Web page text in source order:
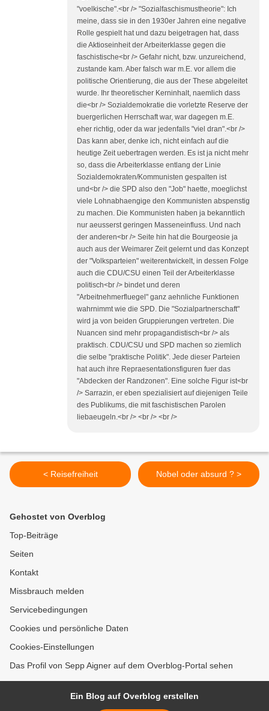
"voelkische".<br /> "Sozialfaschismustheorie": Ich
meine, dass sie in den 1930er Jahren eine negative
Rolle gespielt hat und dazu beigetragen hat, dass
die Aktioseinheit der Arbeiterklasse gegen die
faschistische<br /> Gefahr nicht, bzw. unzureichend,
zustande kam. Aber falsch war m.E. vor allem die
politische Orientierung, die aus der These abgeleitet
wurde. Ihr theoretischer Kerninhalt, naemlich dass
die<br /> Sozialdemokratie die vorletzte Reserve der
buergerlichen Herrschaft war, war dagegen m.E.
eher richtig, oder da war jedenfalls "viel dran".<br />
Das kann aber, denke ich, nicht einfach auf die
heutige Zeit uebertragen werden. Es ist ja nicht mehr
so, dass die Arbeiterklasse entlang der Linie
Sozialdemokraten/Kommunisten gespalten ist
und<br /> die SPD also den "Job" haette, moeglichst
viele Lohnabhaengige den Kommunisten abspenstig
zu machen. Die Kommunisten haben ja bekanntlich
nur aeusserst geringen Masseneinfluss. Und nach
der anderen<br /> Seite hin hat die Bourgeosie ja
auch aus der Weimarer Zeit gelernt und das Konzept
der "Volksparteien" weiterentwickelt, in dessen Folge
auch die CDU/CSU einen Teil der Arbeiterklasse
politisch<br /> bindet und deren
"Arbeitnehmerfluegel" ganz aehnliche Funktionen
wahrnimmt wie die SPD. Die "Sozialpartnerschaft"
wird ja von beiden Gruppierungen vertreten. Die
Nuancen sind mehr propagandistisch<br /> als
praktisch. CDU/CSU und SPD machen so ziemlich
die selbe "praktische Politik". Jede dieser Parteien
hat auch ihre Repraesentationsfiguren fuer das
"Abdecken der Randzonen". Eine solche Figur ist<br
/> Sarrazin, er eben spezialisiert auf diejenigen Teile
des Publikums, die mit faschistischen Parolen
liebaeugeln.<br /> <br /> <br />
< Reisefreiheit Nobel oder absurd ? >
Gehostet von Overblog
Top-Beiträge
Seiten
Kontakt
Missbrauch melden
Servicebedingungen
Cookies und persönliche Daten
Cookies-Einstellungen
Das Profil von Sepp Aigner auf dem Overblog-Portal sehen
Ein Blog auf Overblog erstellen